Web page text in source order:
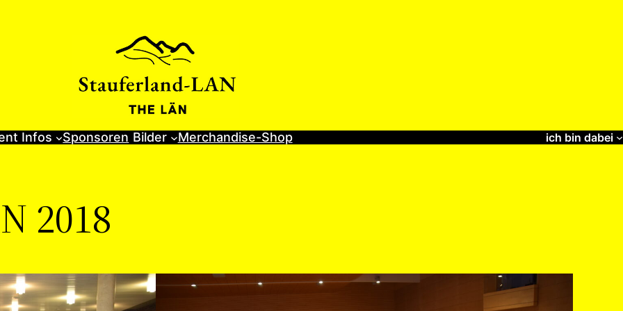
Infos Sponsoren Bilder Merchandise-Shop ich bin dabei
2018